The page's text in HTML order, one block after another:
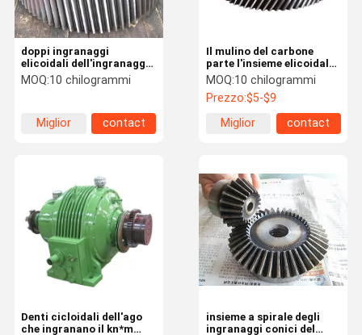
Il mulino del carbone
parte l'insieme elicoidale
dell'ingranaggio
dell'ingranaggio a vite
45# della muffa d'acciaio
cilindrica del dente
cilindrico 2
MOQ:10 chilogrammi
Prezzo:$5-$9
Miglior
contact
doppi ingranaggi
elicoidali dell'ingranaggio
elicoidale d'acciaio
industriale pesante 40Cr
MOQ:10 chilogrammi
Miglior
contact
insieme a spirale degli
ingranaggi conici del
Denti cicloidali dell'ago
che ingranano il kn*m